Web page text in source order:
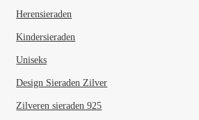
Herensieraden
Kindersieraden
Uniseks
Design Sieraden Zilver
Zilveren sieraden 925